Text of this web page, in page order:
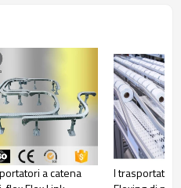
la linea di trasporto
per la linea di trasporto
come desideri.
a catena
I trasportatori